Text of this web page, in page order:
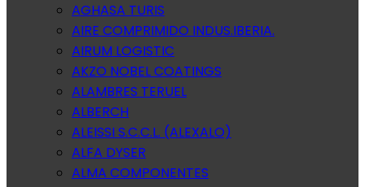
AGHASA TURIS
AIRE COMPRIMIDO INDUS.IBERIA.
AIRUM LOGISTIC
AKZO NOBEL COATINGS
ALAMBRES TERUEL
ALBERCH
ALEISSI S.C.C.L. (ALEXALO)
ALFA DYSER
ALMA COMPONENTES